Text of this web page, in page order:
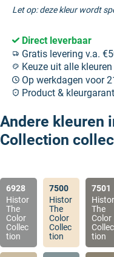
Let op: deze kleur wordt
Direct leverbaar
Gratis levering v.a.
Keuze uit alle kleuren
Op werkdagen voor
Product &
Andere kleuren
Collection
6928
Histor
The
Color
Collec
tion
7500
Histor
The
Color
Collec
tion
7501
Histor
The
Color
Collec
tion